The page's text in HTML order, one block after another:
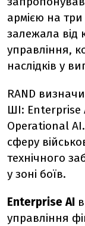
армією на три
залежала від
управління,
наслідків у
RAND
ШІ: Enterprise
Operational
сферу
технічного
у зоні боїв.
Enterprise AI
управління